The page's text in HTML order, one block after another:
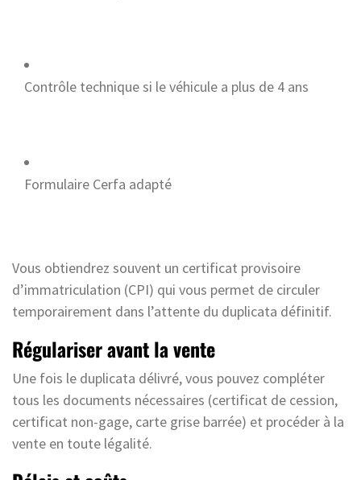
Contrôle technique si le véhicule a plus de 4 ans
Formulaire Cerfa adapté
Vous obtiendrez souvent un certificat provisoire
d’immatriculation (CPI) qui vous permet de circuler
temporairement dans l’attente du duplicata définitif.
Régulariser avant la vente
Une fois le duplicata délivré, vous pouvez compléter
tous les documents nécessaires (certificat de cession,
certificat non-gage, carte grise barrée) et procéder à la
vente en toute légalité.